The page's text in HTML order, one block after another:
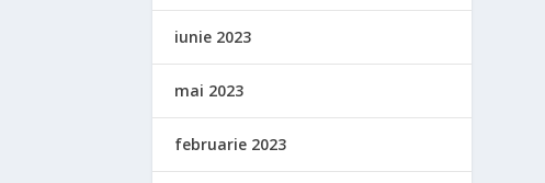
iunie 2023
mai 2023
februarie 2023